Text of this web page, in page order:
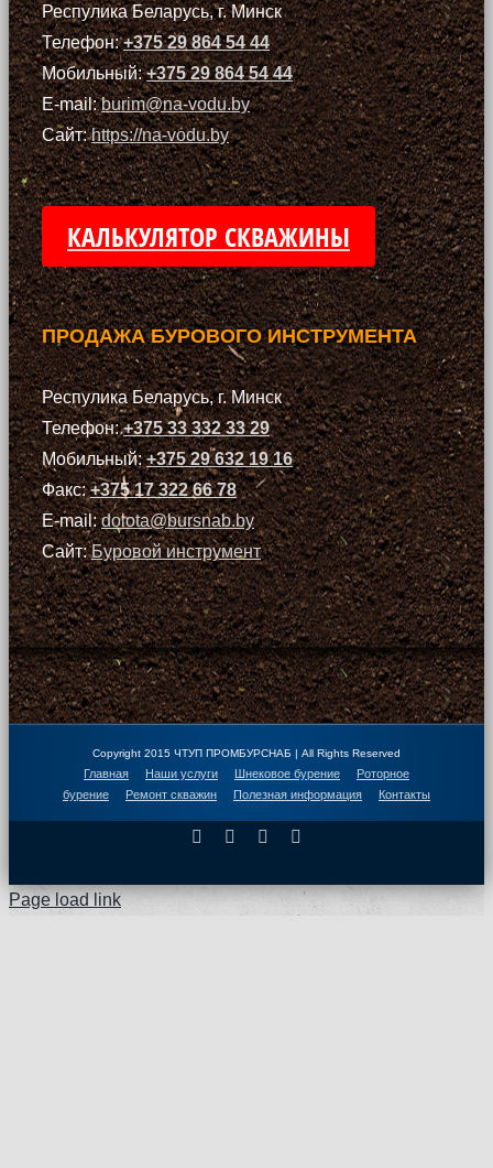
Респулика Беларусь, г. Минск
Телефон:+375 29 864 54 44
Мобильный:+375 29 864 54 44
E-mail:burim@na-vodu.by
Сайт:https://na-vodu.by
КАЛЬКУЛЯТОР СКВАЖИНЫ
ПРОДАЖА БУРОВОГО ИНСТРУМЕНТА
Респулика Беларусь, г. Минск
Телефон:+375 33 332 33 29
Мобильный:+375 29 632 19 16
Факс:+375 17 322 66 78
E-mail:dolota@bursnab.by
Сайт:Буровой инструмент
Copyright 2015 ЧТУП ПРОМБУРСНАБ | All Rights Reserved
Главная Наши услуги Шнековое бурение
Роторное
бурение
Ремонт скважин Полезная информация Контакты
Facebook Instagram
Page load link